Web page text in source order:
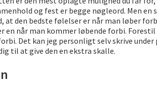
og fest er begge nøgleord. Men en
at den bedste følelser er når man løber
en når man kommer løbende forbi.
Det kan jeg personligt selv skrive
til at give den en ekstra skalle.